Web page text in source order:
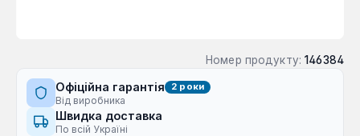
Номер продукту: 146384
Офіційна гарантія 2 роки
Від виробника
Швидка доставка
По всій Україні